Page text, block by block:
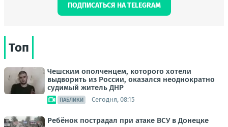
ПОДПИСАТЬСЯ НА TELEGRAM
Топ
Чешским ополченцем, которого хотели
выдворить из России, оказался неоднократно
судимый житель ДНР
ПАБЛИКИ Сегодня, 08:15
Ребёнок пострадал при атаке ВСУ в Донецке